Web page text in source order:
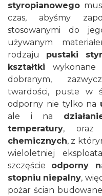
styropianowego
czas, abyśmy
stosowanymi do
używanym
rodzaju pustaki
kształtki wykonane
dobranym,
twardości, puste w
odporny nie tylko na
ale i na
temperatury, oraz
chemicznych, z
wieloletniej
szczęście odporny
stopniu niepalny,
pożar ścian